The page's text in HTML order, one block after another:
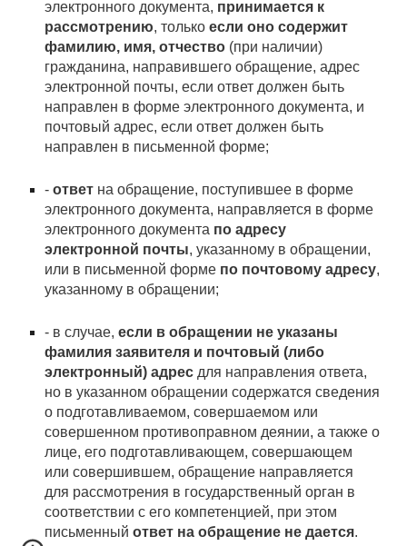
электронного документа, принимается к
рассмотрению, толькоесли оно содержит
фамилию, имя, отчество (при наличии)
гражданина, направившего обращение, адрес
электронной почты, если ответ должен быть
направлен в форме электронного документа, и
почтовый адрес, если ответ должен быть
направлен в письменной форме;
-ответ на обращение, поступившее в форме
электронного документа, направляется в форме
электронного документа по адресу
электронной почты, указанному в обращении,
или в письменной форме по почтовому адресу,
указанному в обращении;
- в случае,если в обращении не указаны
фамилия заявителя и почтовый (либо
электронный) адрес для направления ответа,
но в указанном обращении содержатся сведения
о подготавливаемом, совершаемом или
совершенном противоправном деянии, а также о
лице, его подготавливающем, совершающем
или совершившем, обращение направляется
для рассмотрения в государственный орган в
соответствии с его компетенцией, при этом
письменныйответ на обращение не дается.